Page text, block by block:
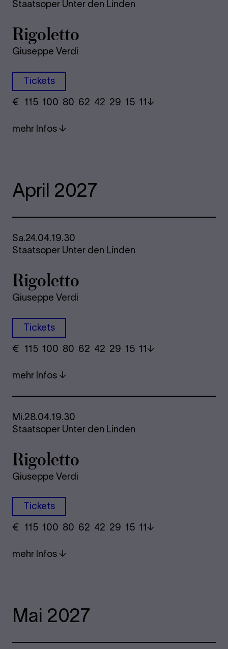
Staatsoper Unter den Linden
Rigoletto
Giuseppe Verdi
Tickets
€ ​ 115 100 80​ 62 42 29​ 15 11
mehr Infos
April 2027
Sa.24.04.19.30
Staatsoper Unter den Linden
Rigoletto
Giuseppe Verdi
Tickets
€ ​ 115 100 80​ 62 42 29​ 15 11
mehr Infos
Mi.28.04.19.30
Staatsoper Unter den Linden
Rigoletto
Giuseppe Verdi
Tickets
€ ​ 115 100 80​ 62 42 29​ 15 11
mehr Infos
Mai 2027